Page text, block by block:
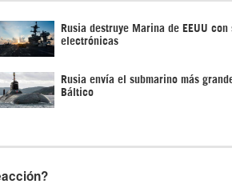
Rusia destruye Marina de EEUU con
electrónicas
Rusia envía el submarino más
Báltico